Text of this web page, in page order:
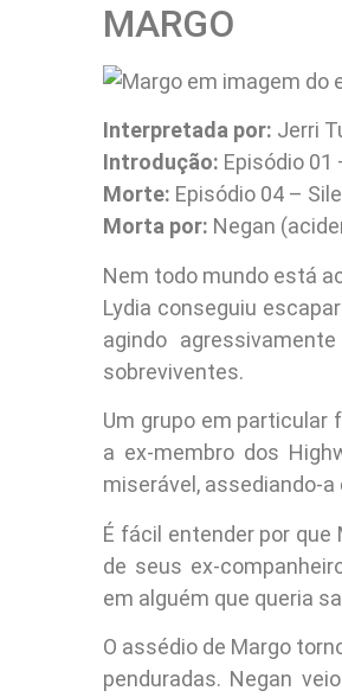
MARGO
Interpretada por: Jerri
Introdução: Episódio 01
Morte: Episódio 04 –
Morta por: Negan
Nem todo mundo está
Lydia conseguiu
agindo
sobreviventes.
Um grupo em particular
a ex-membro dos
miserável, assediando-
É fácil entender por
de seus ex-
em alguém que queria
O assédio de Margo
penduradas. Negan